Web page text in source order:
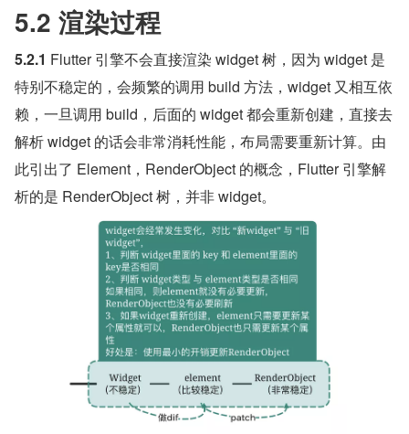
5.2 渲染过程
5.2.1 Flutter 引擎不会直接渲染 widget 树，因为 widget 是
特别不稳定的，会频繁的调用 build 方法，widget 又相互依
赖，一旦调用 build，后面的 widget 都会重新创建，直接去
解析 widget 的话会非常消耗性能，布局需要重新计算。由
此引出了 Element，RenderObject 的概念，Flutter 引擎解
析的是 RenderObject 树，并非 widget。